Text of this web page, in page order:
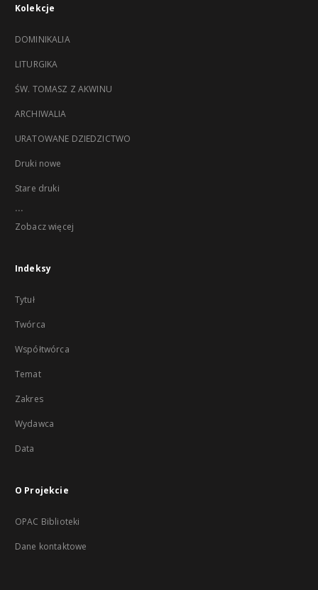
Kolekcje
DOMINIKALIA
LITURGIKA
ŚW. TOMASZ Z AKWINU
ARCHIWALIA
URATOWANE DZIEDZICTWO
Druki nowe
Stare druki
...
Zobacz więcej
Indeksy
Tytuł
Twórca
Współtwórca
Temat
Zakres
Wydawca
Data
O Projekcie
OPAC Biblioteki
Dane kontaktowe